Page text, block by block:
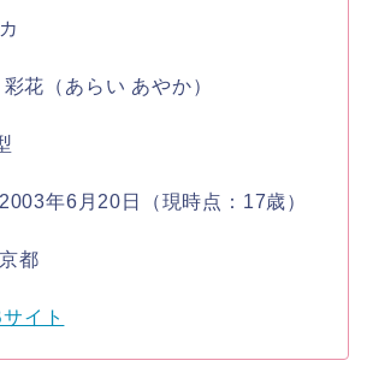
彩花 （あらい あやか）
2003年6月20日 （現時点：17歳）
都
イト